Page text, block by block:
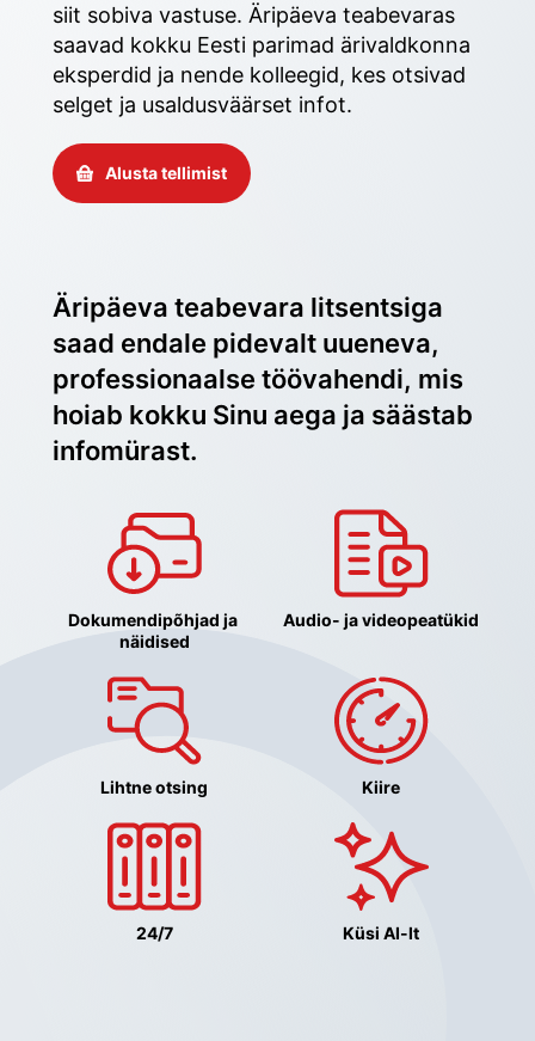
siit sobiva vastuse. Äripäeva teabevaras
saavad kokku Eesti parimad ärivaldkonna
eksperdid ja nende kolleegid, kes otsivad
selget ja usaldusväärset infot.
Alusta tellimist
Äripäeva teabevara litsentsiga
saad endale pidevalt uueneva,
professionaalse töövahendi, mis
hoiab kokku Sinu aega ja säästab
infomürast.
Dokumendipõhjad ja
näidised
Audio- ja videopeatükid
Lihtne otsing Kiire
24/7 Küsi AI-lt